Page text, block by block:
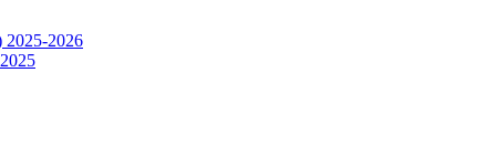
2025-2026